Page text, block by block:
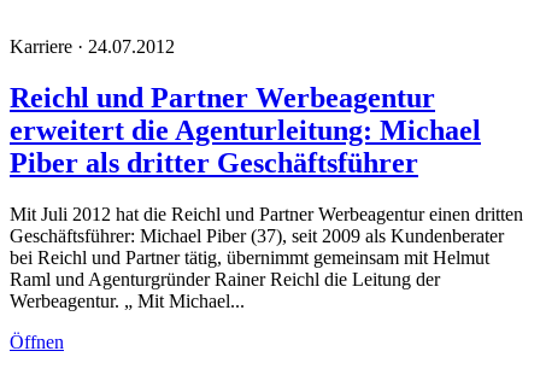
Karriere · 24.07.2012
Reichl und Partner Werbeagentur
erweitert die Agenturleitung: Michael
Piber als dritter Geschäftsführer
Mit Juli 2012 hat die Reichl und Partner Werbeagentur einen dritten
Geschäftsführer: Michael Piber (37), seit 2009 als Kundenberater
bei Reichl und Partner tätig, übernimmt gemeinsam mit Helmut
Raml und Agenturgründer Rainer Reichl die Leitung der
Werbeagentur. „ Mit Michael...
Öffnen